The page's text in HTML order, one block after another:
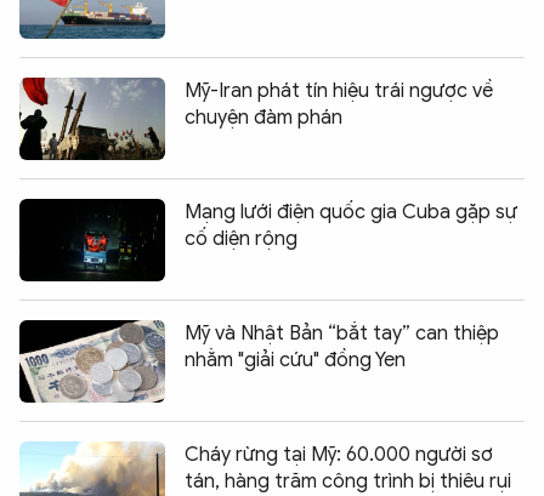
Mỹ-Iran phát tín hiệu trái ngược về
chuyện đàm phán
Mạng lưới điện quốc gia Cuba gặp sự
cố diện rộng
Mỹ và Nhật Bản “bắt tay” can thiệp
nhằm "giải cứu" đồng Yen
Cháy rừng tại Mỹ: 60.000 người sơ
tán, hàng trăm công trình bị thiêu rụi